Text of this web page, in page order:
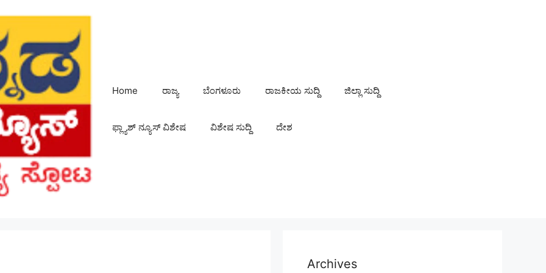
Home ರಾಜ್ಯ ಬೆಂಗಳೂರು ರಾಜಕೀಯ ಸುದ್ದಿ ಜಿಲ್ಲಾ ಸುದ್ದಿ
ಫ್ಲ್ಯಾಶ್ ನ್ಯೂಸ್ ವಿಶೇಷ ವಿಶೇಷ ಸುದ್ದಿ ದೇಶ
Archives